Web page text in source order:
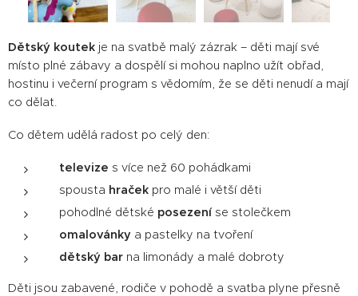
Dětský koutek je na svatbě malý zázrak – děti mají své
místo plné zábavy a dospělí si mohou naplno užít obřad,
hostinu i večerní program s vědomím, že se děti nenudí a mají
co dělat.
Co dětem udělá radost po celý den:
televize s více než 60 pohádkami
spousta hraček pro malé i větší děti
pohodlné dětské posezeníse stolečkem
omalovánky a pastelky na tvoření
dětský bar na limonády a malé dobroty
Děti jsou zabavené, rodiče v pohodě a svatba plyne přesně